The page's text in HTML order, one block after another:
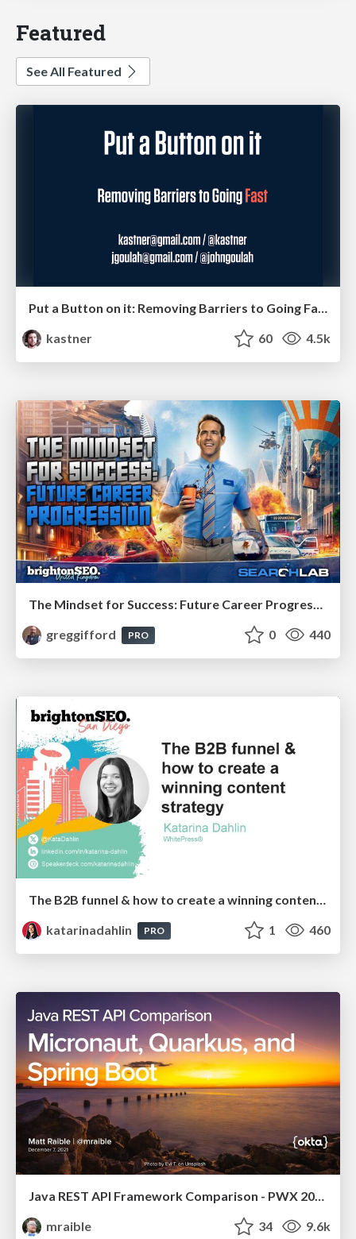
Featured
See All Featured
Put a Button on it: Removing Barriers to Going Fast.
kastner
60 4.5k
The Mindset for Success: Future Career Progression
greggifford
PRO 0 440
The B2B funnel & how to create a winning content strategy
katarinadahlin
PRO 1 460
mraible
34 9.6k